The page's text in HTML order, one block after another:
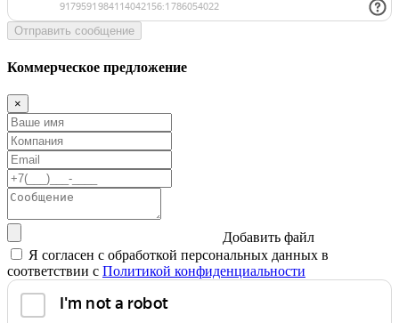
Отправить сообщение
Коммерческое предложение
×
Добавить файл
Я согласен с обработкой персональных данных в
соответствии с Политикой конфиденциальности